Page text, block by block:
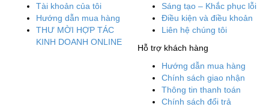
Tài khoản của tôi
Hướng dẫn mua hàng
THƯ MỜI HỢP TÁC
KINH DOANH ONLINE
Sáng tạo – Khắc phục lỗi
Điều kiện và điều khoản
Liên hệ chúng tôi
Hỗ trợ khách hàng
Hướng dẫn mua hàng
Chính sách giao nhận
Thông tin thanh toán
Chính sách đổi trả